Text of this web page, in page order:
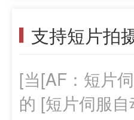
1500D/EOS
EOS R6, EOS
EOS R8,
5D Mark IV,
7D Mark II,
Rebel T8i/
800D/EOS
品）、
头自动对焦区
直和水平 *
支持短片拍
[当[AF：短片
的 [短片伺服